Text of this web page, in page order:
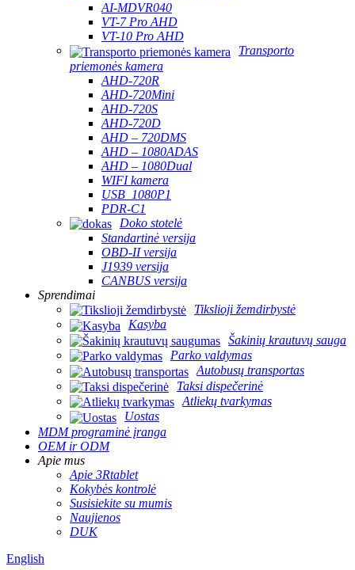
AI-MDVR040
VT-7 Pro AHD
VT-10 Pro AHD
Transporto
priemonės kamera
AHD-720R
AHD-720Mini
AHD-720S
AHD-720D
AHD – 720DMS
AHD – 1080ADAS
AHD – 1080Dual
WIFI kamera
USB_1080P1
PDR-C1
Doko stotelė
Standartinė versija
OBD-II versija
J1939 versija
CANBUS versija
Sprendimai
Tikslioji žemdirbystė
Kasyba
Šakinių krautuvų sauga
Parko valdymas
Autobusų transportas
Taksi dispečerinė
Atliekų tvarkymas
Uostas
MDM programinė įranga
OEM ir ODM
Apie mus
Apie 3Rtablet
Kokybės kontrolė
Susisiekite su mumis
Naujienos
DUK
English